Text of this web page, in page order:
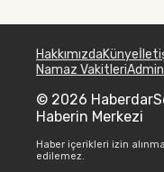
HakkımızdaKünye
Namaz Vakitleri
© 2026
Haberin Merkezi
Haber içerikleri izin
edilemez.